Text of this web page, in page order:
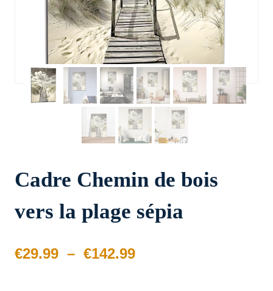
Cadre Chemin de bois
vers la plage sépia
€29.99 – €142.99Plage